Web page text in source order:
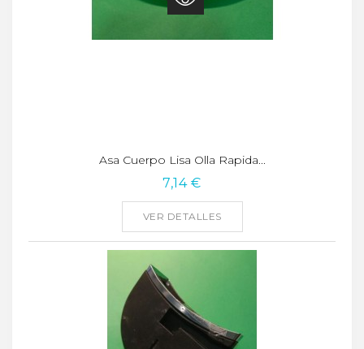
Asa Cuerpo Lisa Olla Rapida...
7,14 €
VER DETALLES